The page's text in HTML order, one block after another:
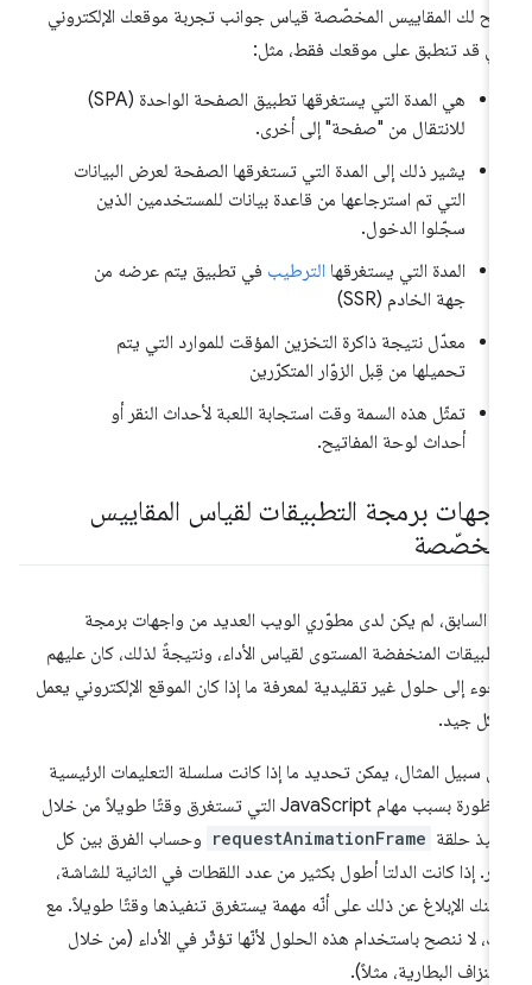
لك المقاييس المخصّصة قياس جوانب تجربة موقعك الإلكتروني
قد تنطبق على موقعك فقط، مثل:
هي المدة التي يستغرقها تطبيق الصفحة الواحدة (SPA)
للانتقال من "صفحة" إلى أخرى.
يشير ذلك إلى المدة التي تستغرقها الصفحة لعرض البيانات
التي تم استرجاعها من قاعدة بيانات للمستخدمين الذين
سجّلوا الدخول.
المدة التي يستغرقها الترطيبفي تطبيق يتم عرضه من
جهة الخادم (SSR)
معدّل نتيجة ذاكرة التخزين المؤقت للموارد التي يتم
تحميلها من قِبل الزوّار المتكرّرين
تمثّل هذه السمة وقت استجابة اللعبة لأحداث النقر أو
أحداث لوحة المفاتيح.
برمجة التطبيقات لقياس المقاييس
السابق، لم يكن لدى مطوّري الويب العديد من واجهات برمجة
المنخفضة المستوى لقياس الأداء، ونتيجةً لذلك، كان عليهم
إلى حلول غير تقليدية لمعرفة ما إذا كان الموقع الإلكتروني يعمل
جيد.
سبيل المثال، يمكن تحديد ما إذا كانت سلسلة التعليمات الرئيسية
محظورة بسبب مهام JavaScript التي تستغرق وقتًا طويلاً من خلال
حلقة requestAnimationFrame وحساب الفرق بين كل
إذا كانت الدلتا أطول بكثير من عدد اللقطات في الثانية للشاشة،
الإبلاغ عن ذلك على أنّه مهمة يستغرق تنفيذها وقتًا طويلاً. مع
لا ننصح باستخدام هذه الحلول لأنّها تؤثّر في الأداء (من خلال
البطارية، مثلاً).